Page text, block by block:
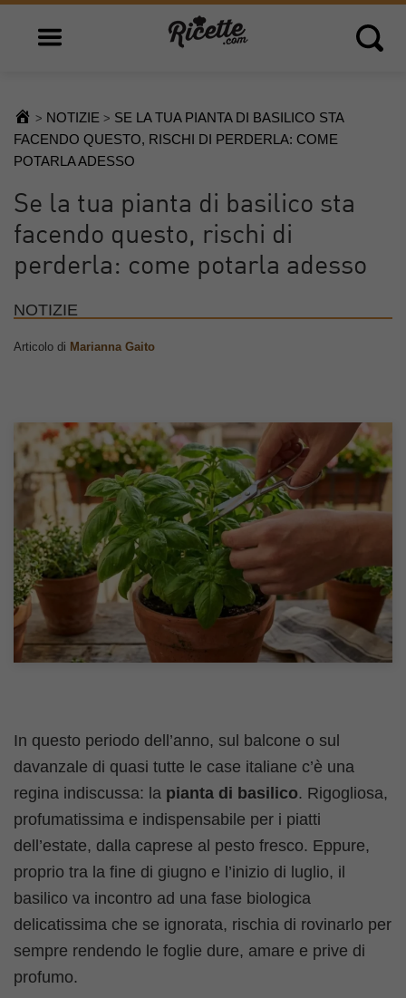
Open main menu Open
> NOTIZIE > SE LA TUA PIANTA DI BASILICO STA
FACENDO QUESTO, RISCHI DI PERDERLA: COME
POTARLA ADESSO
Se la tua pianta di basilico sta
facendo questo, rischi di
perderla: come potarla adesso
NOTIZIE
Articolo di Marianna Gaito
In questo periodo dell’anno, sul balcone o sul
davanzale di quasi tutte le case italiane c’è una
regina indiscussa: la pianta di basilico. Rigogliosa,
profumatissima e indispensabile per i piatti
dell’estate, dalla caprese al pesto fresco. Eppure,
proprio tra la fine di giugno e l’inizio di luglio, il
basilico va incontro ad una fase biologica
delicatissima che se ignorata, rischia di rovinarlo per
sempre rendendo le foglie dure, amare e prive di
profumo.